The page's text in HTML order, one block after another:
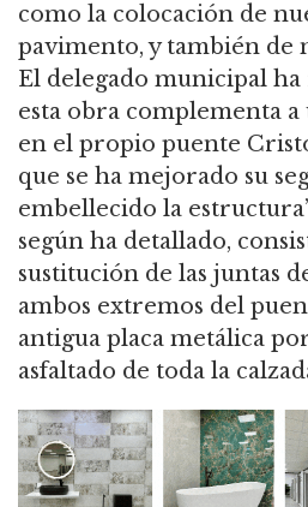
como la colocación de
pavimento, y también de
El delegado municipal
esta obra complementa a
en el propio puente
que se ha mejorado su
embellecido la
según ha detallado,
sustitución de las juntas
ambos extremos del
antigua placa metálica
asfaltado de toda la